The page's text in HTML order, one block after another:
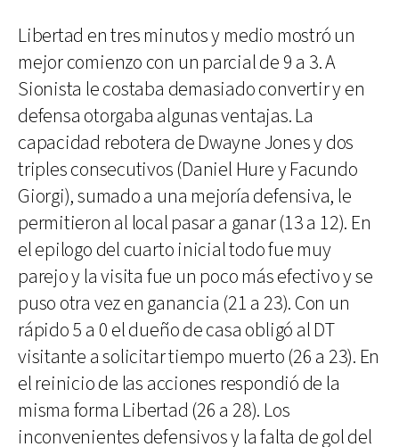
Libertad en tres minutos y medio mostró un
mejor comienzo con un parcial de 9 a 3. A
Sionista le costaba demasiado convertir y en
defensa otorgaba algunas ventajas. La
capacidad rebotera de Dwayne Jones y dos
triples consecutivos (Daniel Hure y Facundo
Giorgi), sumado a una mejoría defensiva, le
permitieron al local pasar a ganar (13 a 12). En
el epilogo del cuarto inicial todo fue muy
parejo y la visita fue un poco más efectivo y se
puso otra vez en ganancia (21 a 23). Con un
rápido 5 a 0 el dueño de casa obligó al DT
visitante a solicitar tiempo muerto (26 a 23). En
el reinicio de las acciones respondió de la
misma forma Libertad (26 a 28). Los
inconvenientes defensivos y la falta de gol del